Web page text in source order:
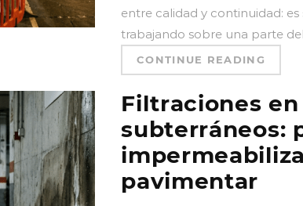
entre calidad y continuidad:
trabajando sobre una parte
CONTINUE READING
Filtraciones
subterráneos:
pavimentar